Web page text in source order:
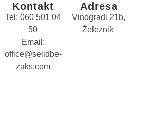
Kontakt
Tel: 060 501 04
50
Email:
office@selidbe-
zaks.com
Adresa
Vinogradi 21b,
Železnik